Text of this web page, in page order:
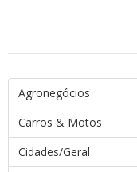
Agronegócios
Carros & Motos
Cidades/Geral